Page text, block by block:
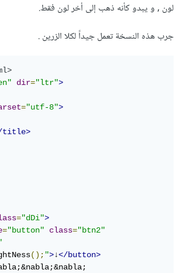
لون , و يبدو كأنه ذهب إلى أخر لون فقط.
جرب هذه النسخة تعمل جيداً لكلا الزرين .
dir="ltr">
="utf-8">
title>
="dDi">
="button" class="btn2"
();">↓</button>